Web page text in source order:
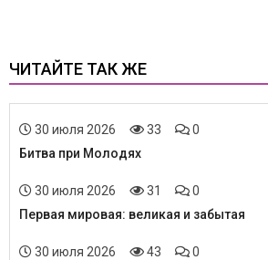
ЧИТАЙТЕ ТАК ЖЕ
30 июля 2026 33
0
Битва при Молодях
30 июля 2026 31
0
Первая мировая: великая и забытая
30 июля 2026 43
0